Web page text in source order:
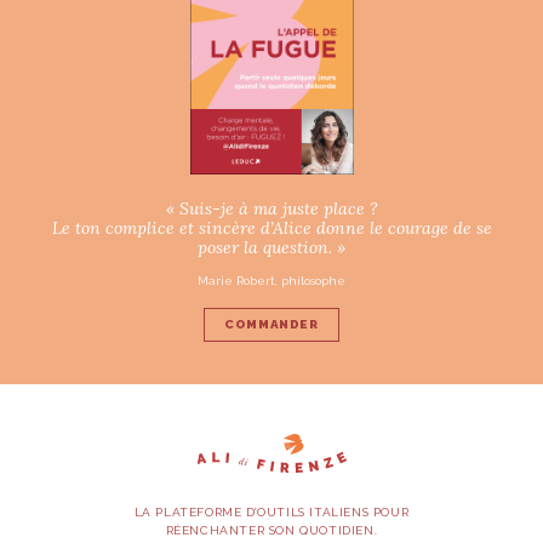
« Suis-je à ma juste place ?
Le ton complice et sincère d’Alice donne le courage de se
poser la question. »
Marie Robert, philosophe
COMMANDER
LA PLATEFORME D’OUTILS ITALIENS POUR
RÉENCHANTER SON QUOTIDIEN.